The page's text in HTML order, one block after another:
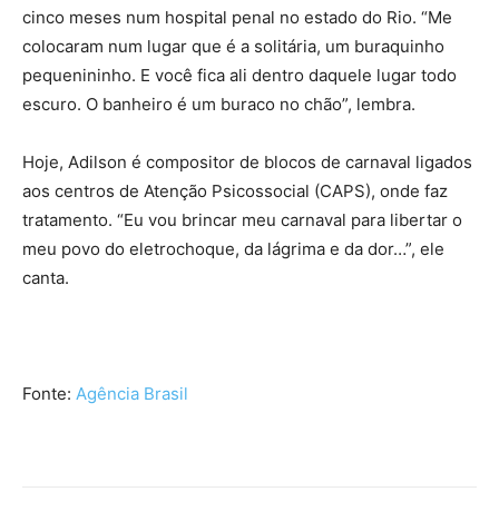
cinco meses num hospital penal no estado do Rio. “Me
colocaram num lugar que é a solitária, um buraquinho
pequenininho. E você fica ali dentro daquele lugar todo
escuro. O banheiro é um buraco no chão”, lembra.
Hoje, Adilson é compositor de blocos de carnaval ligados
aos centros de Atenção Psicossocial (CAPS), onde faz
tratamento. “Eu vou brincar meu carnaval para libertar o
meu povo do eletrochoque, da lágrima e da dor…”, ele
canta.
Fonte: Agência Brasil